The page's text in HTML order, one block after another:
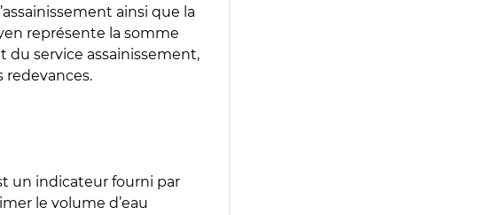
ainsi que la
représente la somme
du service assainissement,
redevances.
un indicateur fourni par
le volume d’eau